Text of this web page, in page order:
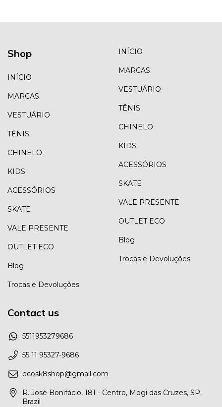
Shop
INÍCIO
MARCAS
VESTUÁRIO
TÊNIS
CHINELO
KIDS
ACESSÓRIOS
SKATE
VALE PRESENTE
OUTLET ECO
Blog
Trocas e Devoluções
INÍCIO
MARCAS
VESTUÁRIO
TÊNIS
CHINELO
KIDS
ACESSÓRIOS
SKATE
VALE PRESENTE
OUTLET ECO
Blog
Trocas e Devoluções
Contact us
5511953279686
55 11 95327-9686
ecosk8shop@gmail.com
R. José Bonifácio, 181 - Centro, Mogi das Cruzes, SP,
Brazil